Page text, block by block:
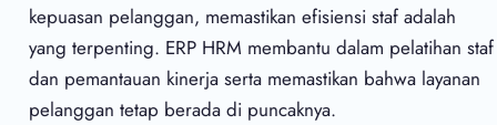
kepuasan pelanggan, memastikan efisiensi staf adalah
yang terpenting. ERP HRM membantu dalam pelatihan staf
dan pemantauan kinerja serta memastikan bahwa layanan
pelanggan tetap berada di puncaknya.